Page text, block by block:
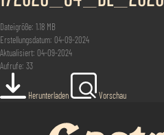
Dateigröße: 1.18 MB
Erstellungsdatum: 04-09-2024
Aktualisiert: 04-09-2024
Aufrufe: 33
Herunterladen Vorschau